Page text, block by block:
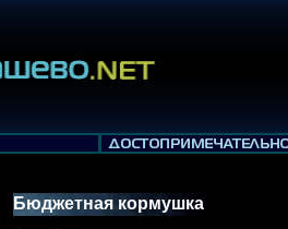
Бюджетная кормушка